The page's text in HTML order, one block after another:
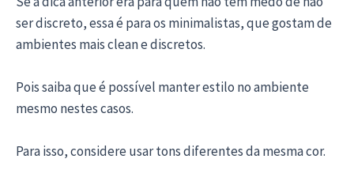
ser discreto, essa é para os minimalistas, que gostam de
ambientes mais clean e discretos.
Pois saiba que é possível manter estilo no ambiente
mesmo nestes casos.
Para isso, considere usar tons diferentes da mesma cor.